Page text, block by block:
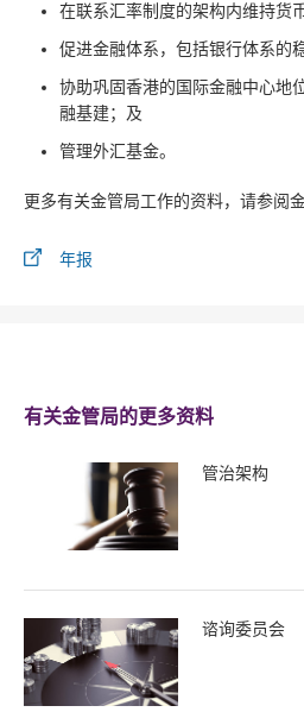
在联系汇率制度的架构内维持货
促进金融体系，包括银行体系的
协助巩固香港的国际金融中心地
融基建；及
管理外汇基金。
更多有关金管局工作的资料，请参阅
年报
有关金管局的更多资料
管治架构
谘询委员会